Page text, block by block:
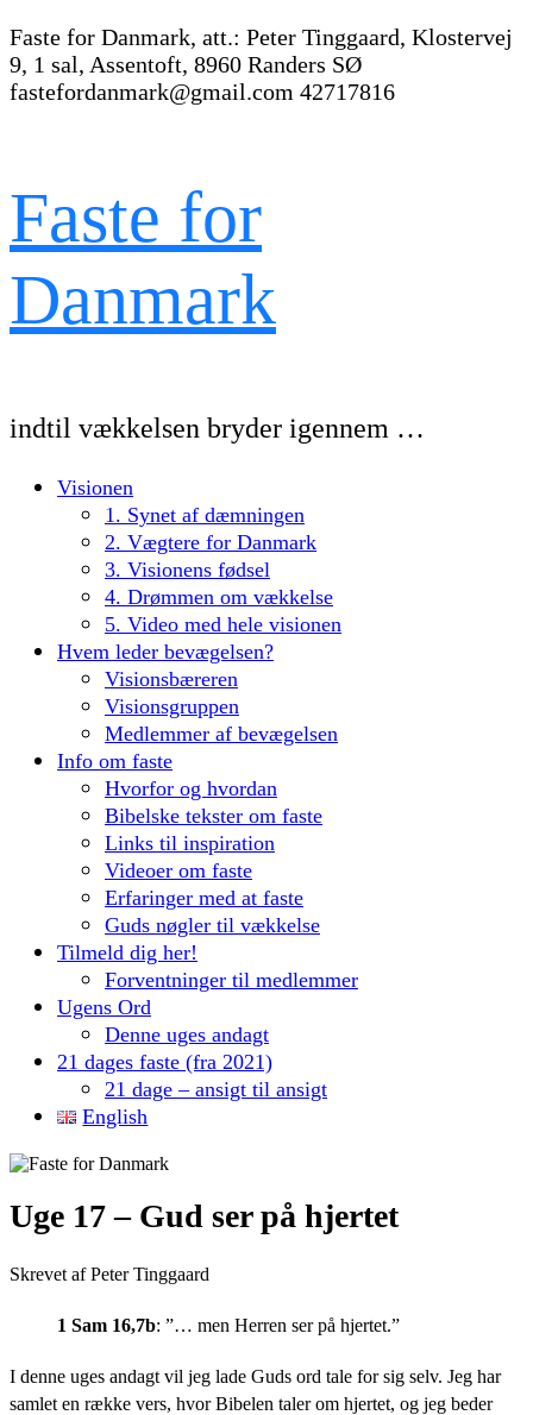
Faste for Danmark, att.: Peter Tinggaard, Klostervej
9, 1 sal, Assentoft, 8960 Randers SØ
fastefordanmark@gmail.com 42717816
Faste for
Danmark
indtil vækkelsen bryder igennem …
Visionen
1. Synet af dæmningen
2. Vægtere for Danmark
3. Visionens fødsel
4. Drømmen om vækkelse
5. Video med hele visionen
Hvem leder bevægelsen?
Visionsbæreren
Visionsgruppen
Medlemmer af bevægelsen
Info om faste
Hvorfor og hvordan
Bibelske tekster om faste
Links til inspiration
Videoer om faste
Erfaringer med at faste
Guds nøgler til vækkelse
Tilmeld dig her!
Forventninger til medlemmer
Ugens Ord
Denne uges andagt
21 dages faste (fra 2021)
21 dage – ansigt til ansigt
English
Uge 17 – Gud ser på hjertet
Skrevet af Peter Tinggaard
1 Sam 16,7b: ”… men Herren ser på hjertet.”
I denne uges andagt vil jeg lade Guds ord tale for sig selv. Jeg har
samlet en række vers, hvor Bibelen taler om hjertet, og jeg beder